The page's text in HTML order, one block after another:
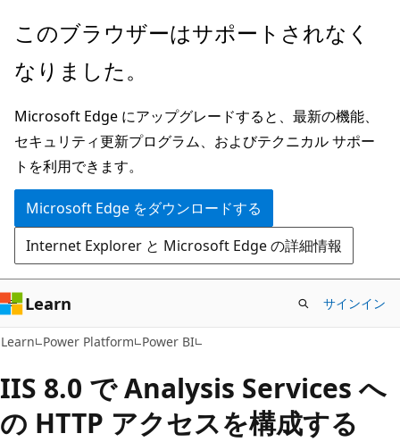
メ
ン
ン
テ
ン
ツ
に
ス
キ
ッ
プ
このブラウザーはサポートされなく
なりました。
Microsoft Edge にアップグレードすると、最新の機能、
セキュリティ更新プログラム、およびテクニカル サポー
トを利用できます。
Microsoft Edge をダウンロードする
Internet Explorer と Microsoft Edge の詳細情報
Learn サインイン
Learn Power Platform Power BI
IIS 8.0 で Analysis Services へ
の HTTP アクセスを構成する